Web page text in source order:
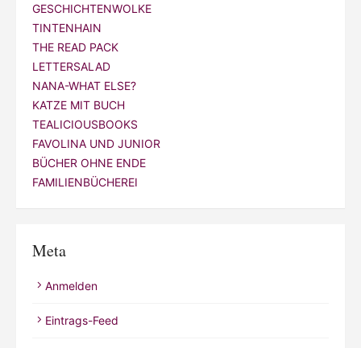
GESCHICHTENWOLKE
TINTENHAIN
THE READ PACK
LETTERSALAD
NANA-WHAT ELSE?
KATZE MIT BUCH
TEALICIOUSBOOKS
FAVOLINA UND JUNIOR
BÜCHER OHNE ENDE
FAMILIENBÜCHEREI
Meta
Anmelden
Eintrags-Feed